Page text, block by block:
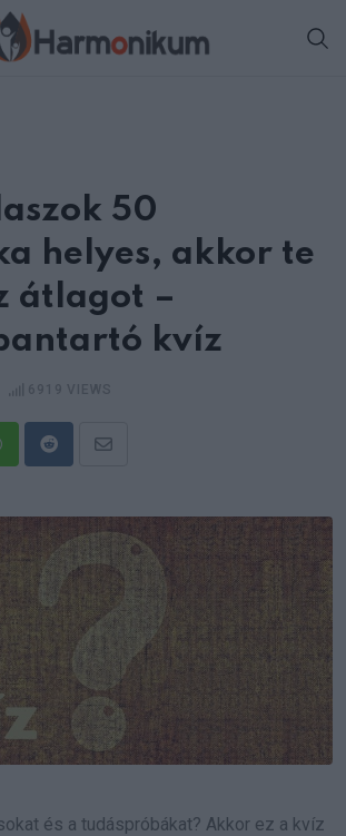
50
helyes, akkor te
átlagot –
kvíz
RedditShare
Email
és a tudáspróbákat? Akkor ez a kvíz